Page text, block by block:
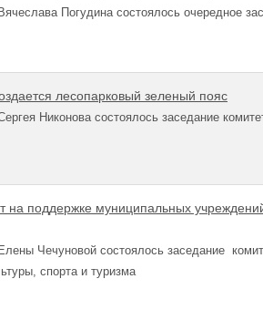
Погудина состоялось очередное
лесопарковый зеленый пояс
Никонова состоялось заседание
на поддержке муниципальных
Чечуновой состоялось заседание
спорта и туризма